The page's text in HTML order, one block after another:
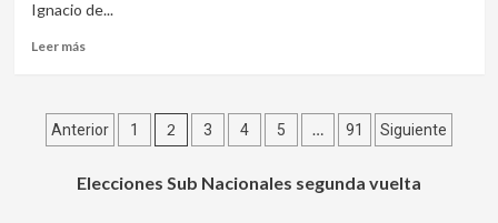
decretos
transparenta
directas
Ignacio de...
Leer másLeer
jornada
de
de
Paginación
Anterior 1 2 3 4 5 … 91 Siguiente
Elecciones Sub Nacionales segunda vuelta